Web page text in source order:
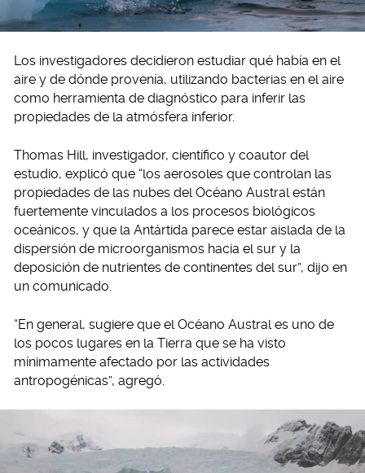
Los investigadores decidieron estudiar qué había en el
aire y de dónde provenía, utilizando bacterias en el aire
como herramienta de diagnóstico para inferir las
propiedades de la atmósfera inferior.
Thomas Hill, investigador, científico y coautor del
estudio, explicó que “los aerosoles que controlan las
propiedades de las nubes del Océano Austral están
fuertemente vinculados a los procesos biológicos
oceánicos, y que la Antártida parece estar aislada de la
dispersión de microorganismos hacia el sur y la
deposición de nutrientes de continentes del sur”, dijo en
un comunicado.
“En general, sugiere que el Océano Austral es uno de
los pocos lugares en la Tierra que se ha visto
mínimamente afectado por las actividades
antropogénicas”, agregó.